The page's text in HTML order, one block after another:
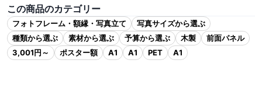
この商品のカテゴリー
フォトフレーム・額縁・写真立て
写真サイズから選ぶ
種類から選ぶ
素材から選ぶ 予算から選ぶ 木製
前面パネル
3,001円～
ポスター額 A1 A1 PET A1